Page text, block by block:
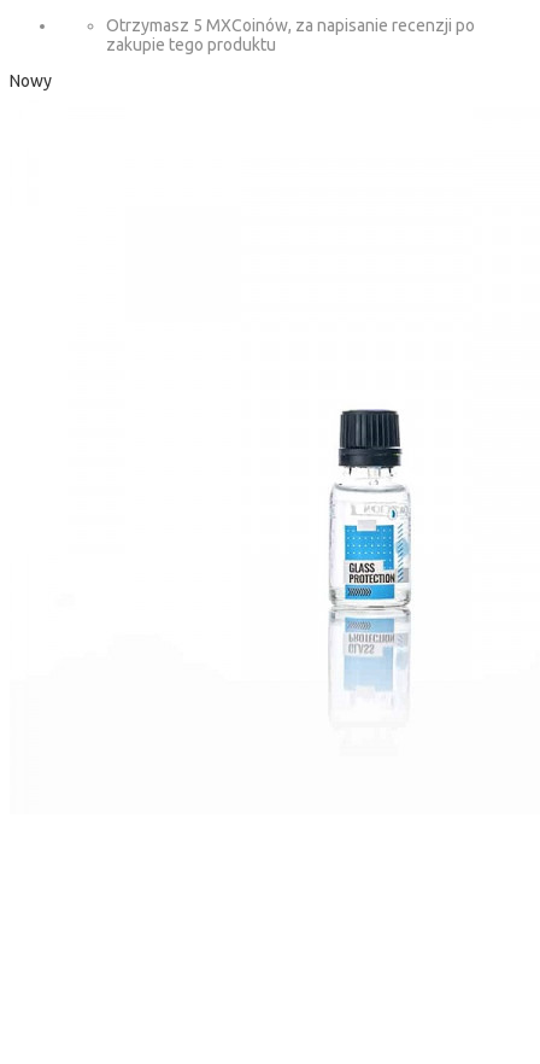
Otrzymasz 5 MXCoinów, za napisanie recenzji po
zakupie tego produktu
Nowy